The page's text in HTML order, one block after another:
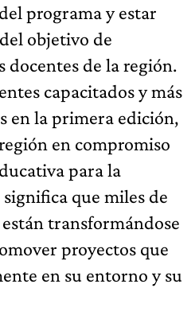
programa y estar
objetivo de
docentes de la región.
capacitados y más
en la primera edición,
en compromiso
para la
que miles de
transformándose
proyectos que
en su entorno y su